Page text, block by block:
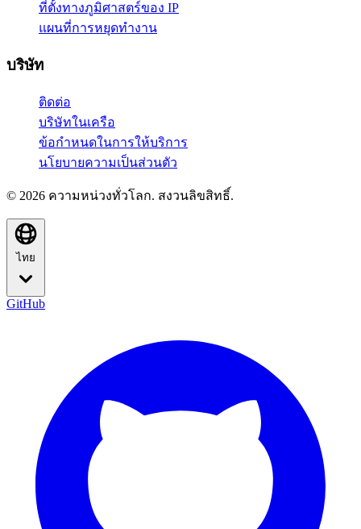
ที่ตั้งทางภูมิศาสตร์ของ IP
แผนที่การหยุดทำงาน
บริษัท
ติดต่อ
บริษัทในเครือ
ข้อกำหนดในการให้บริการ
นโยบายความเป็นส่วนตัว
© 2026 ความหน่วงทั่วโลก. สงวนลิขสิทธิ์.
ไทย
GitHub